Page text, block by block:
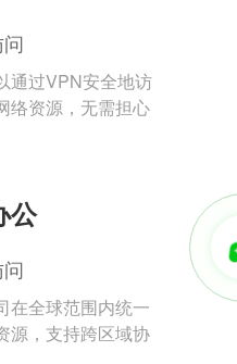
通过VPN安全地访
络资源，无需担心
公
在全球范围内统一
源，支持跨区域协